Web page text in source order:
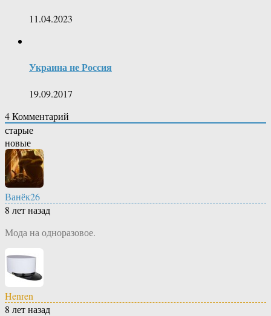
11.04.2023
Украина не Россия
19.09.2017
4Комментарий
старые
новые
Ванёк26
8 лет назад
Мода на одноразовое.
Henren
8 лет назад